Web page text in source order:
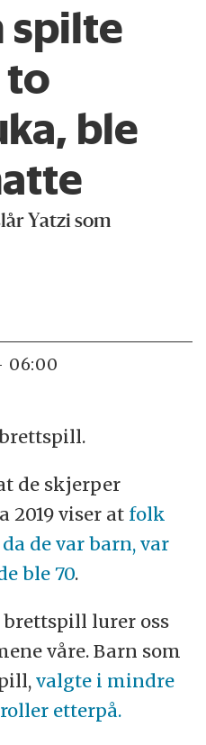
spilte
ble
Yatzi som
06:00
de skjerper
2019 viser at folk
de var barn, var
ble 70.
brettspill lurer oss
våre. Barn som
valgte i mindre
etterpå.